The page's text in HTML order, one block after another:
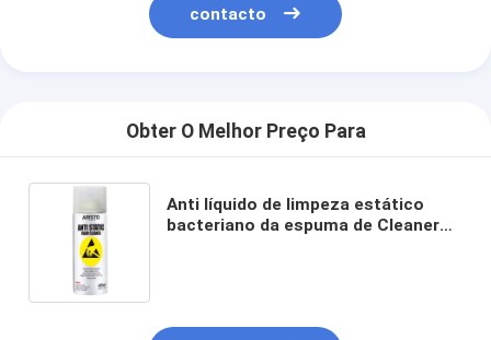
contacto
Obter O Melhor Preço Para
Anti líquido de limpeza estático
bacteriano da espuma de Cleaner